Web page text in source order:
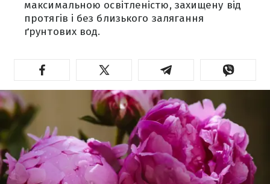
максимальною освітленістю, захищену від
протягів і без близького залягання
ґрунтових вод.